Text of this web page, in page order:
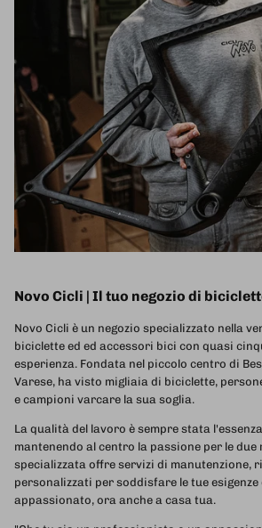
Novo Cicli | Il tuo negozio di
Novo Cicli è un negozio specializzato nella
biciclette ed ed accessori bici con quasi
esperienza. Fondata nel piccolo centro di
Varese, ha visto migliaia di biciclette,
e campioni varcare la sua soglia.
La qualità del lavoro è sempre stata
mantenendo al centro la passione per le
specializzata offre servizi di manutenzione,
personalizzati per soddisfare le tue
appassionato, ora anche a casa tua.